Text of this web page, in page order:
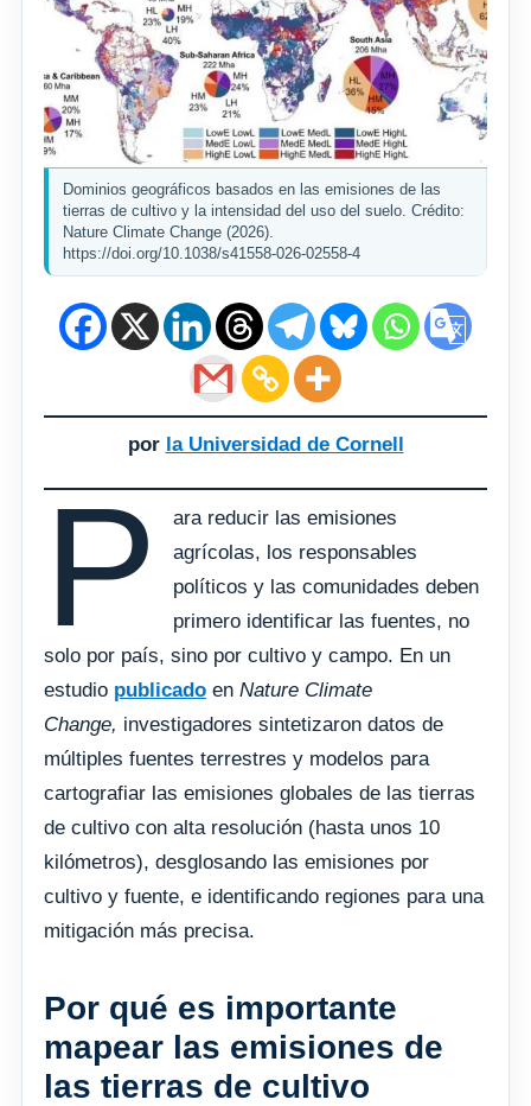
Dominios geográficos basados ​​en las emisiones de las
tierras de cultivo y la intensidad del uso del suelo. Crédito:
Nature Climate Change (2026).
https://doi.org/10.1038/s41558-026-02558-4
por la Universidad de Cornell
P
ara reducir las emisiones
agrícolas, los responsables
políticos y las comunidades deben
primero identificar las fuentes, no
solo por país, sino por cultivo y campo. En un
estudio publicado en Nature Climate
Change, investigadores sintetizaron datos de
múltiples fuentes terrestres y modelos para
cartografiar las emisiones globales de las tierras
de cultivo con alta resolución (hasta unos 10
kilómetros), desglosando las emisiones por
cultivo y fuente, e identificando regiones para una
mitigación más precisa.
Por qué es importante
mapear las emisiones de
las tierras de cultivo